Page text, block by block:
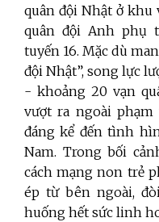
quân đội Nhật ở khu
quân đội Anh phụ
tuyến 16. Mặc dù
đội Nhật”, song lực
- khoảng 20 vạn
vượt ra ngoài
đáng kể đến tình
Nam. Trong bối
cách mạng non trẻ
ép từ bên ngoài,
huống hết sức linh